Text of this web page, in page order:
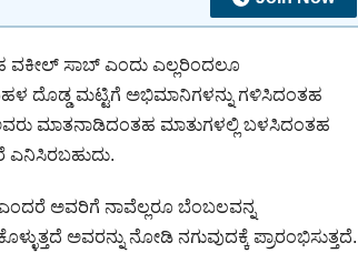
ವಕೀಲ್ ಸಾಬ್ ಎಂದು ಎಲ್ಲರಿಂದಲೂ
ದೊಡ್ಡ ಮಟ್ಟಿಗೆ ಅಭಿಮಾನಿಗಳನ್ನು ಗಳಿಸಿದಂತಹ
ಮಾತನಾಡಿದಂತಹ ಮಾತುಗಳಲ್ಲಿ ಬಳಸಿದಂತಹ
ಎನಿಸಿರಬಹುದು.
ಎಂದರೆ ಅವರಿಗೆ ನಾವೆಲ್ಲರೂ ಬೆಂಬಲವನ್ನ
ಅವರನ್ನು ನೋಡಿ ನಗುವುದಕ್ಕೆ ಪ್ರಾರಂಭಿಸುತ್ತದೆ.